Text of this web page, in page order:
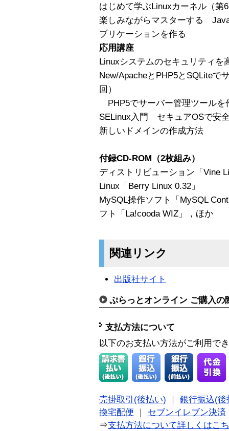
はじめて学ぶLinuxカーネル（
楽しみながらマスターする
プリケーションを作る
応用講座
Linuxシステムのセキュリティ
New/ApacheとPHP5とSQLiteで
回）
PHP5でサーバー管理ツールを
SELinux入門 セキュアOSで安
新しいドメインの作成方法
付録CD-ROM（2枚組み）
ディストリビューション「Vine
Linux「Berry Linux 0.32」
MySQL操作ソフト「MySQL
フト「La!cooda WIZ」，ほか
関連リンク
出版社サイト
ぷらっとオンライン ご購入の
支払方法について
以下のお支払い方法がご利用で
売掛取引(後払い)
銀行振込(後
換宅配便
セブンイレブン決済
⇒支払方法について詳しくはこ